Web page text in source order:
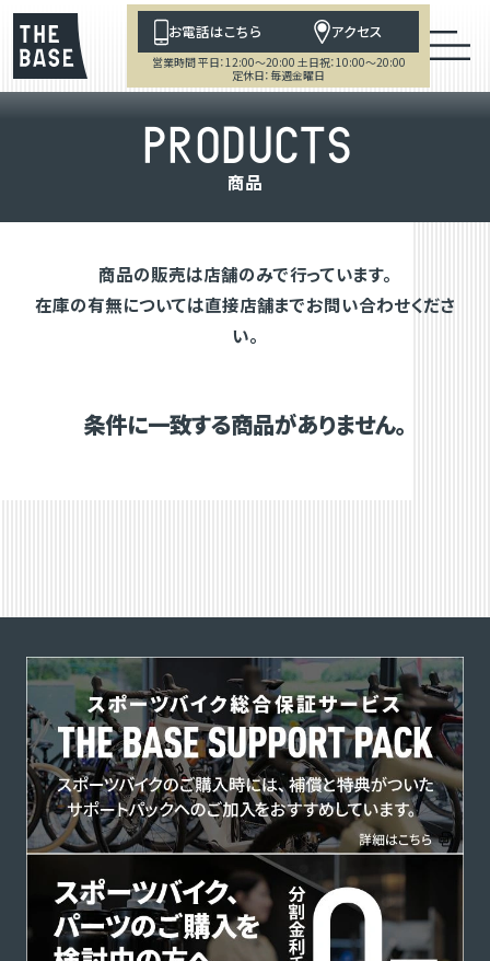
お電話はこちら アクセス
営業時間 平日：12:00～20:00 土日祝：10:00～20:00
定休日：毎週金曜日
PRODUCTS
商品
商品の販売は店舗のみで行っています。
在庫の有無については直接店舗までお問い合わせくださ
い。
条件に一致する商品がありません。